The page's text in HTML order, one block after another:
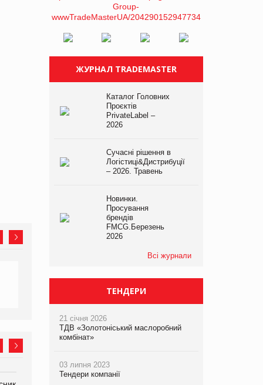
ЖУРНАЛ TRADEMASTER
Каталог Головних
Проєктів
PrivateLabel –
2026
Сучасні рішення в
Логістиці&Дистрибуції
– 2026. Травень
Новинки.
Просування
брендів
FMCG.Березень
2026
Всі журнали
ТЕНДЕРИ
21 січня 2026
ТДВ «Золотоніський маслоробний
комбінат»
03 липня 2023
Тендери компанії